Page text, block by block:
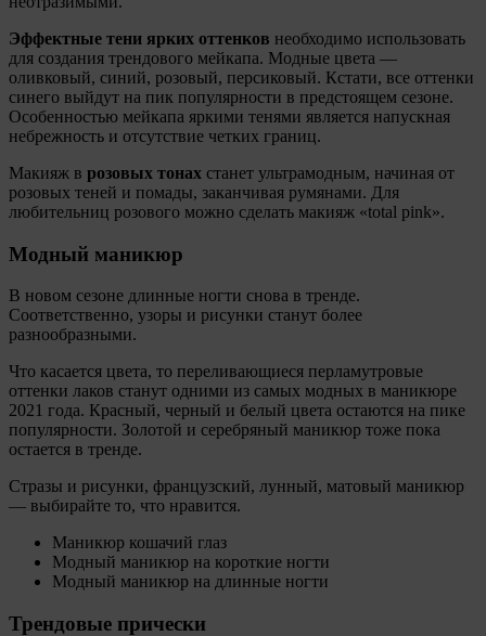
Эффектные тени ярких оттенков необходимо использовать
для создания трендового мейкапа. Модные цвета —
оливковый, синий, розовый, персиковый. Кстати, все оттенки
синего выйдут на пик популярности в предстоящем сезоне.
Особенностью мейкапа яркими тенями является напускная
небрежность и отсутствие четких границ.
Макияж в розовых тонах станет ультрамодным, начиная от
розовых теней и помады, заканчивая румянами. Для
любительниц розового можно сделать макияж «total pink».
Модный маникюр
В новом сезоне длинные ногти снова в тренде.
Соответственно, узоры и рисунки станут более
разнообразными.
Что касается цвета, то переливающиеся перламутровые
оттенки лаков станут одними из самых модных в маникюре
2021 года. Красный, черный и белый цвета остаются на пике
популярности. Золотой и серебряный маникюр тоже пока
остается в тренде.
Стразы и рисунки, французский, лунный, матовый маникюр
— выбирайте то, что нравится.
Маникюр кошачий глаз
Модный маникюр на короткие ногти
Модный маникюр на длинные ногти
Трендовые прически